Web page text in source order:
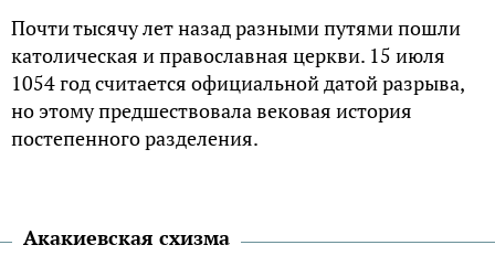
Почти тысячу лет назад разными путями пошли
католическая и православная церкви. 15 июля
1054 год считается официальной датой разрыва,
но этому предшествовала вековая история
постепенного разделения.
Акакиевская схизма